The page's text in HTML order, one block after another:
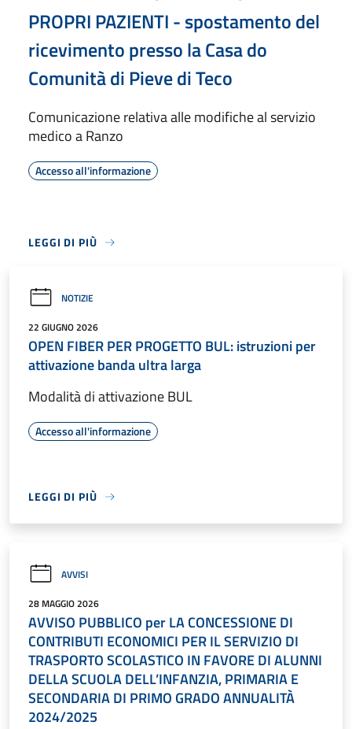
PROPRI PAZIENTI - spostamento del
ricevimento presso la Casa do
Comunità di Pieve di Teco
Comunicazione relativa alle modifiche al servizio
medico a Ranzo
Accesso all'informazione
LEGGI DI PIÙ
NOTIZIE
22 GIUGNO 2026
OPEN FIBER PER PROGETTO BUL: istruzioni per
attivazione banda ultra larga
Modalità di attivazione BUL
Accesso all'informazione
LEGGI DI PIÙ
AVVISI
28 MAGGIO 2026
AVVISO PUBBLICO per LA CONCESSIONE DI
CONTRIBUTI ECONOMICI PER IL SERVIZIO DI
TRASPORTO SCOLASTICO IN FAVORE DI ALUNNI
DELLA SCUOLA DELL’INFANZIA, PRIMARIA E
SECONDARIA DI PRIMO GRADO ANNUALITÀ
2024/2025